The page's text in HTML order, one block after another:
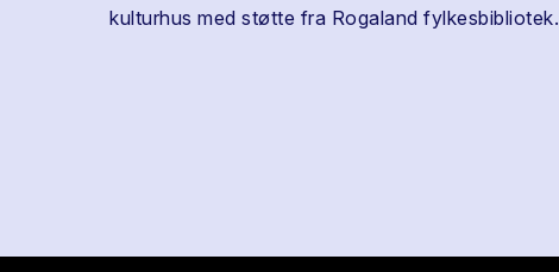
kulturhus med støtte fra Rogaland fylkesbibliotek.